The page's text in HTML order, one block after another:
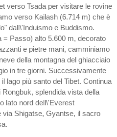
verso Tsada per visitare le rovine
verso Kailash (6.714 m) che è
dall\'Induismo e Buddismo.
Passo) alto 5.600 m, decorato
e pietre mani, camminiamo
della montagna del ghiacciaio
in tre giorni. Successivamente
lago più santo del Tibet. Continua
splendida vista della
lato nord dell\'Everest
via Shigatse, Gyantse, il sacro